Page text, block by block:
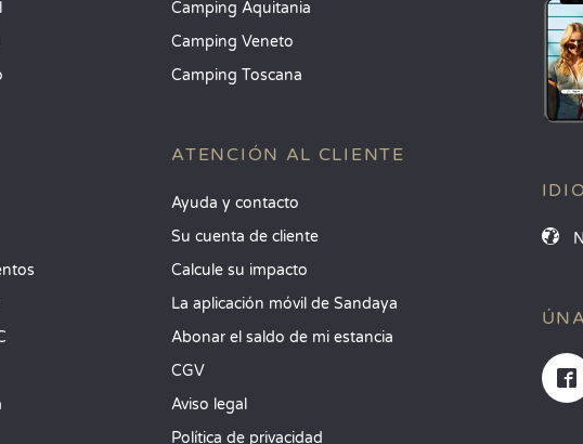
Camping Aquitania
Camping Veneto
Camping Toscana
ATENCIÓN AL CLIENTE
Ayuda y contacto
Su cuenta de cliente
Calcule su impacto
La aplicación móvil de Sandaya
Abonar el saldo de mi estancia
CGV
Aviso legal
Política de privacidad